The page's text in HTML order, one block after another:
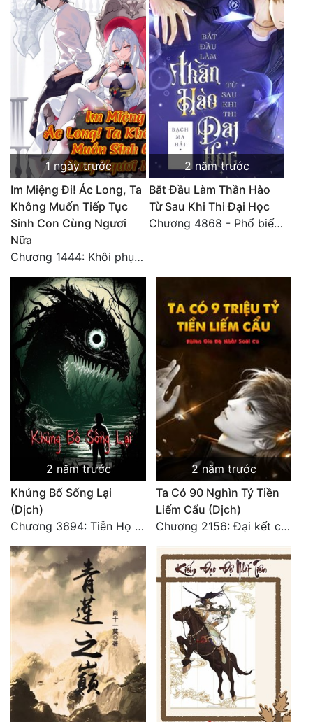
Cẩu Đạo Trường Sinh
Truyện Nam
Truyện Nữ
Vô Địch Lưu
Xây Dựng Thế Lực
Đam Mỹ
Đẹp
Tính Cách Nhân Vật :
Cơ Trí
Sát Phạt Quyết Đoán
Vô Sỉ
Điềm Đạm
1 ngày trước
Im Miệng Đi! Ác Long, Ta
Không Muốn Tiếp Tục
Sinh Con Cùng Ngươi
Nữa
Chương 1444: Khôi phục quỹ đạo
2 năm trước
Bắt Đầu Làm Thần Hào
Từ Sau Khi Thi Đại Học
Chương 4868 - Phổ biến Hạ Quốc tệ!
2 năm trước
Khủng Bố Sống Lại
(Dịch)
Chương 3694: Tiễn Họ Đoạn Đường Cuối - Hoàn
2 năm trước
Ta Có 90 Nghìn Tỷ Tiền
Liếm Cẩu (Dịch)
Chương 2156: Đại kết cục!!!